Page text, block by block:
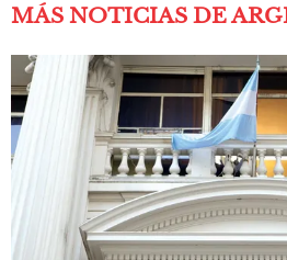
MÁS NOTICIAS DE